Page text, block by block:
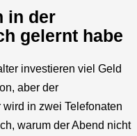
in der
gelernt habe
investieren viel Geld
aber der
in zwei Telefonaten
warum der Abend nicht